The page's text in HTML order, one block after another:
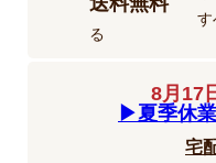
す
る
8月17
▶︎夏季休
宅